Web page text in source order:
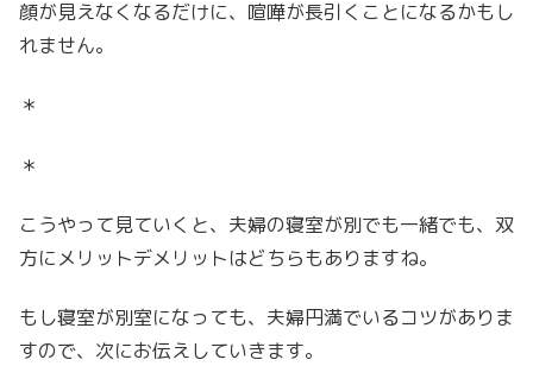
顔が見えなくなるだけに、喧嘩が長引くことになるかもし
れません。
＊
＊
こうやって見ていくと、夫婦の寝室が別でも一緒でも、双
方にメリットデメリットはどちらもありますね。
もし寝室が別室になっても、夫婦円満でいるコツがありま
すので、次にお伝えしていきます。